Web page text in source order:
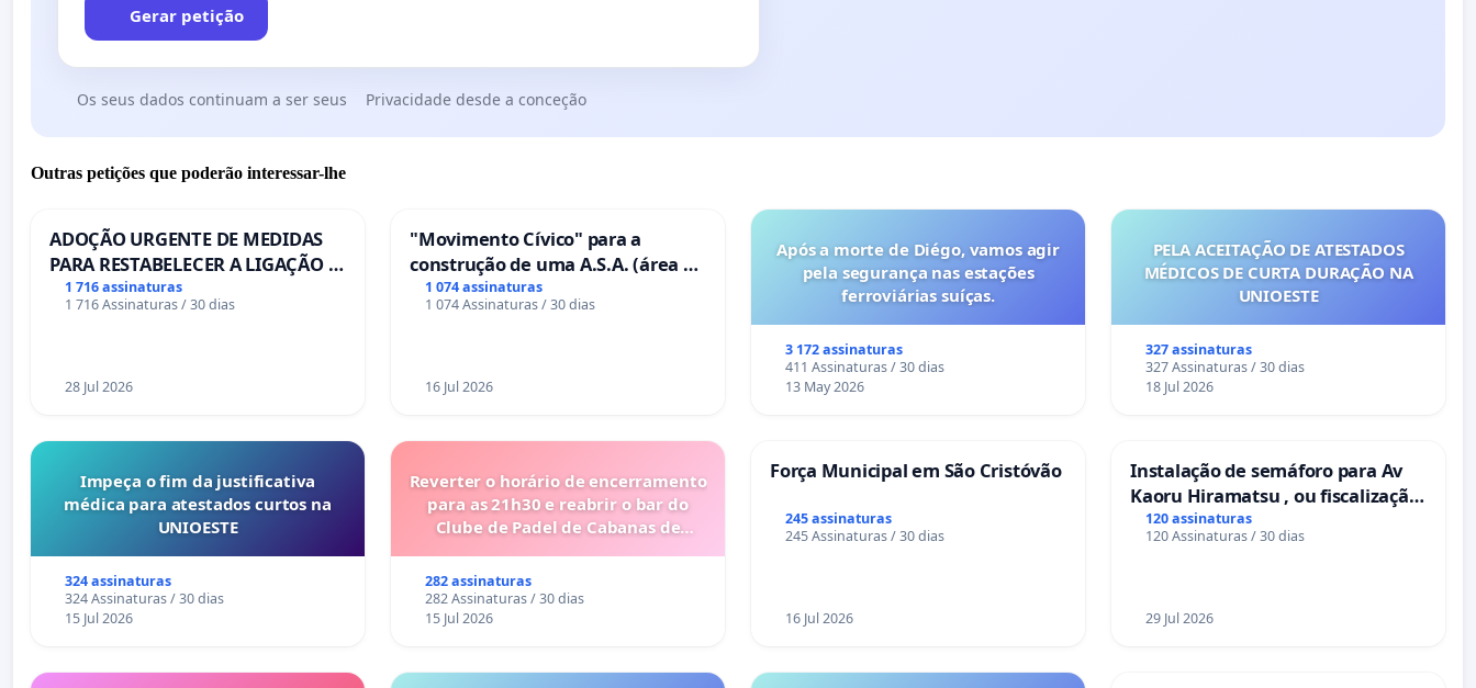
Gerar petição
Os seus dados continuam a ser seus Privacidade desde a conceção
Outras petições que poderão interessar-lhe
ADOÇÃO URGENTE DE MEDIDAS
PARA RESTABELECER A LIGAÇÃO -
PONTE RS-129
1 716 assinaturas
1 716 Assinaturas / 30 dias
28 Jul 2026
"Movimento Cívico" para a
construção de uma A.S.A. (área de
serviços para autocaravanas) em
Coimbra
1 074 assinaturas
1 074 Assinaturas / 30 dias
16 Jul 2026
Após a morte de Diégo, vamos agir
pela segurança nas estações
ferroviárias suíças.
3 172 assinaturas
411 Assinaturas / 30 dias
13 May 2026
PELA ACEITAÇÃO DE ATESTADOS
MÉDICOS DE CURTA DURAÇÃO NA
UNIOESTE
327 assinaturas
327 Assinaturas / 30 dias
18 Jul 2026
Impeça o fim da justificativa
médica para atestados curtos na
UNIOESTE
324 assinaturas
324 Assinaturas / 30 dias
15 Jul 2026
Reverter o horário de encerramento
para as 21h30 e reabrir o bar do
Clube de Padel de Cabanas de
282 assinaturas
282 Assinaturas / 30 dias
15 Jul 2026
Força Municipal em São Cristóvão
245 assinaturas
245 Assinaturas / 30 dias
16 Jul 2026
Instalação de semáforo para Av
Kaoru Hiramatsu , ou fiscalização
Eletrônica
120 assinaturas
120 Assinaturas / 30 dias
29 Jul 2026